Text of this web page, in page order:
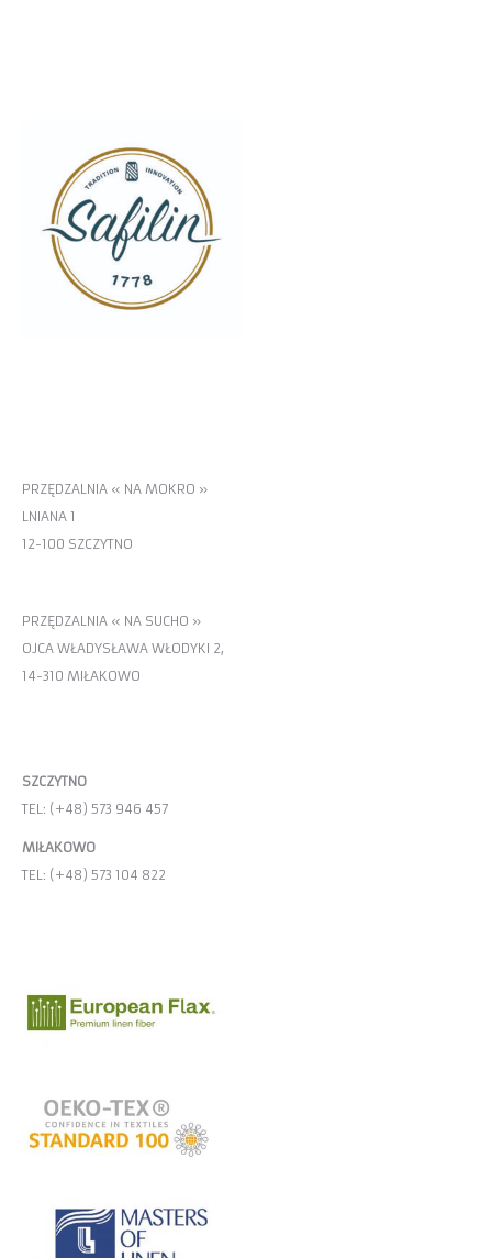
PRZĘDZALNIA « NA MOKRO »
LNIANA 1
12-100 SZCZYTNO
PRZĘDZALNIA « NA SUCHO »
OJCA WŁADYSŁAWA WŁODYKI 2,
14-310 MIŁAKOWO
SZCZYTNO
TEL: (+48) 573 946 457
MIŁAKOWO
TEL: (+48) 573 104 822